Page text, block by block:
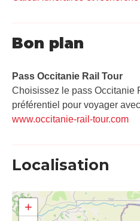
Bon plan
Pass Occitanie Rail Tour​
Choisissez le pass Occitanie
préférentiel pour voyager
www.occitanie-rail-tour.com
Localisation
+